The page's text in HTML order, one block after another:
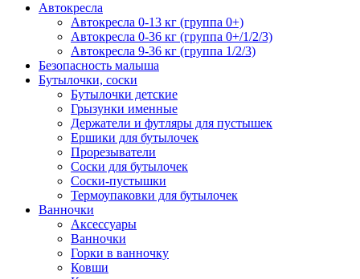
Автокресла
Автокресла 0-13 кг (группа 0+)
Автокресла 0-36 кг (группа 0+/1/2/3)
Автокресла 9-36 кг (группа 1/2/3)
Безопасность малыша
Бутылочки, соски
Бутылочки детские
Грызунки именные
Держатели и футляры для пустышек
Ершики для бутылочек
Прорезыватели
Соски для бутылочек
Соски-пустышки
Термоупаковки для бутылочек
Ванночки
Аксессуары
Ванночки
Горки в ванночку
Ковши